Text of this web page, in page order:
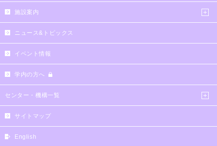
施設案内
ニュース&トピックス
イベント情報
学内の方へ
センター・機構一覧
サイトマップ
English